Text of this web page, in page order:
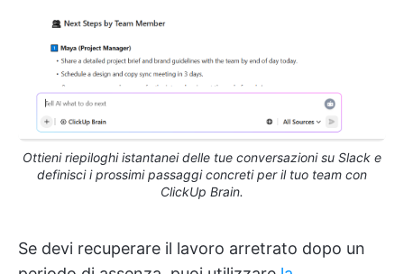
Ottieni riepiloghi istantanei delle tue conversazioni su Slack e
definisci i prossimi passaggi concreti per il tuo team con
ClickUp Brain.
Se devi recuperare il lavoro arretrato dopo un